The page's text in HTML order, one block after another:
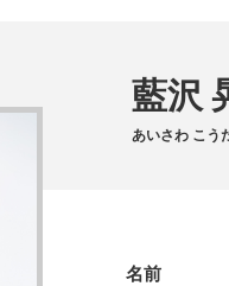
藍沢
あいさわ こう
名前